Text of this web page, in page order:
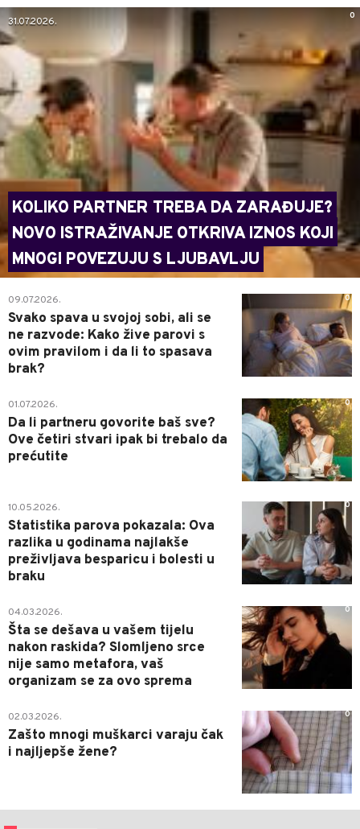
0
31.07.2026.
KOLIKO PARTNER TREBA DA ZARAĐUJE?
NOVO ISTRAŽIVANJE OTKRIVA IZNOS KOJI
MNOGI POVEZUJU S LJUBAVLJU
0
09.07.2026.
Svako spava u svojoj sobi, ali se
ne razvode: Kako žive parovi s
ovim pravilom i da li to spasava
brak?
0
01.07.2026.
Da li partneru govorite baš sve?
Ove četiri stvari ipak bi trebalo da
prećutite
0
10.05.2026.
Statistika parova pokazala: Ova
razlika u godinama najlakše
preživljava besparicu i bolesti u
braku
0
04.03.2026.
Šta se dešava u vašem tijelu
nakon raskida? Slomljeno srce
nije samo metafora, vaš
organizam se za ovo sprema
0
02.03.2026.
Zašto mnogi muškarci varaju čak
i najljepše žene?